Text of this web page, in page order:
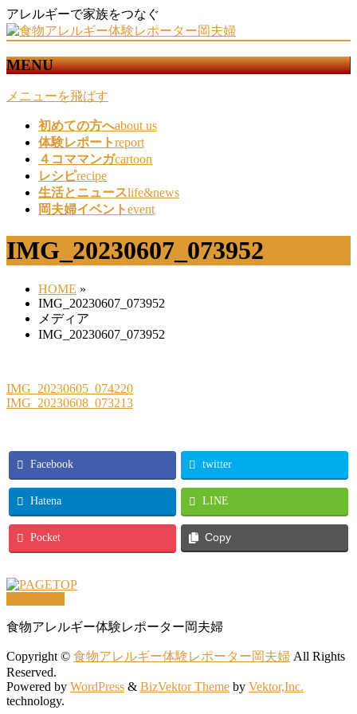
アレルギーで家族をつなぐ
MENU
メニューを飛ばす
初めての方へabout us
体験レポートreport
４コママンガcartoon
レシピrecipe
生活とニュースlife&news
岡夫婦イベントevent
IMG_20230607_073952
HOME »
IMG_20230607_073952
メディア
IMG_20230607_073952
IMG_20230605_074220
IMG_20230608_073213
Facebook twitter
Hatena LINE
Pocket Copy
食物アレルギー体験レポーター岡夫婦
Copyright © 食物アレルギー体験レポーター岡夫婦 All Rights
Reserved.
Powered by WordPress & BizVektor Theme by Vektor,Inc.
technology.